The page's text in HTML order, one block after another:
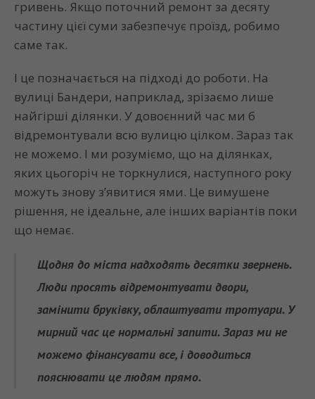
гривень. Якщо поточний ремонт за десяту
частину цієї суми забезпечує проїзд, робимо
саме так.
І це позначається на підході до роботи. На
вулиці Бандери, наприклад, зрізаємо лише
найгірші ділянки. У довоєнний час ми б
відремонтували всю вулицю цілком. Зараз так
не можемо. І ми розуміємо, що на ділянках,
яких цьогоріч не торкнулися, наступного року
можуть знову з’явитися ями. Це вимушене
рішення, не ідеальне, але інших варіантів поки
що немає.
Щодня до міста надходять десятки звернень.
Люди просять відремонтувати двори,
замінити бруківку, облаштувати тротуари. У
мирний час це нормальні запити. Зараз ми не
можемо фінансувати все, і доводиться
пояснювати це людям прямо.